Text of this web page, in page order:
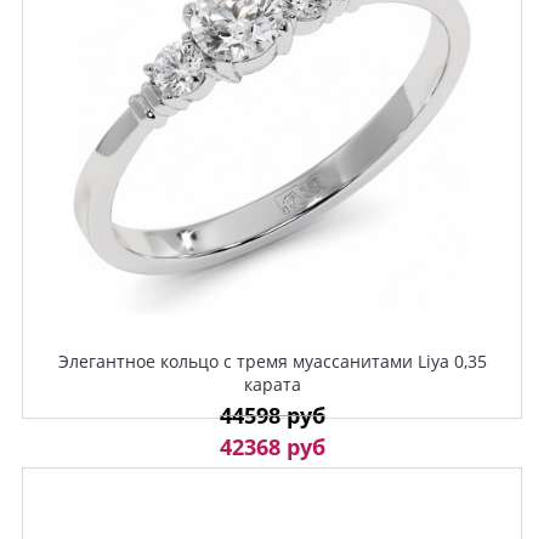
Элегантное кольцо с тремя муассанитами Liya 0,35
карата
44598 руб
42368 руб